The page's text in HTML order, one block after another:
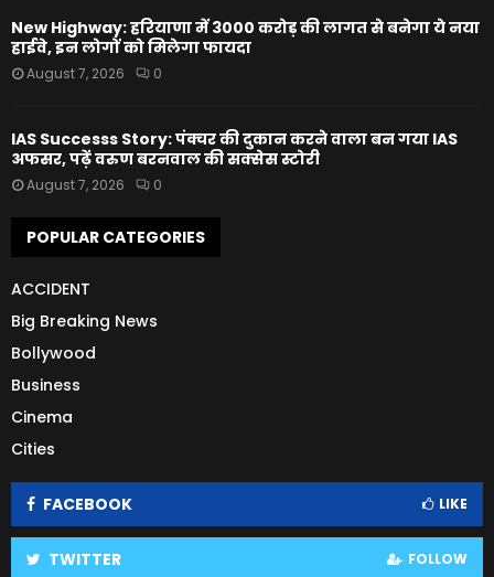
New Highway: हरियाणा में 3000 करोड़ की लागत से बनेगा ये नया
हाईवे, इन लोगों को मिलेगा फायदा
August 7, 2026 0
IAS Successs Story: पंक्चर की दुकान करने वाला बन गया IAS
अफसर, पढ़ें वरुण बरनवाल की सक्सेस स्टोरी
August 7, 2026 0
POPULAR CATEGORIES
ACCIDENT
Big Breaking News
Bollywood
Business
Cinema
Cities
FACEBOOK LIKE
TWITTER FOLLOW